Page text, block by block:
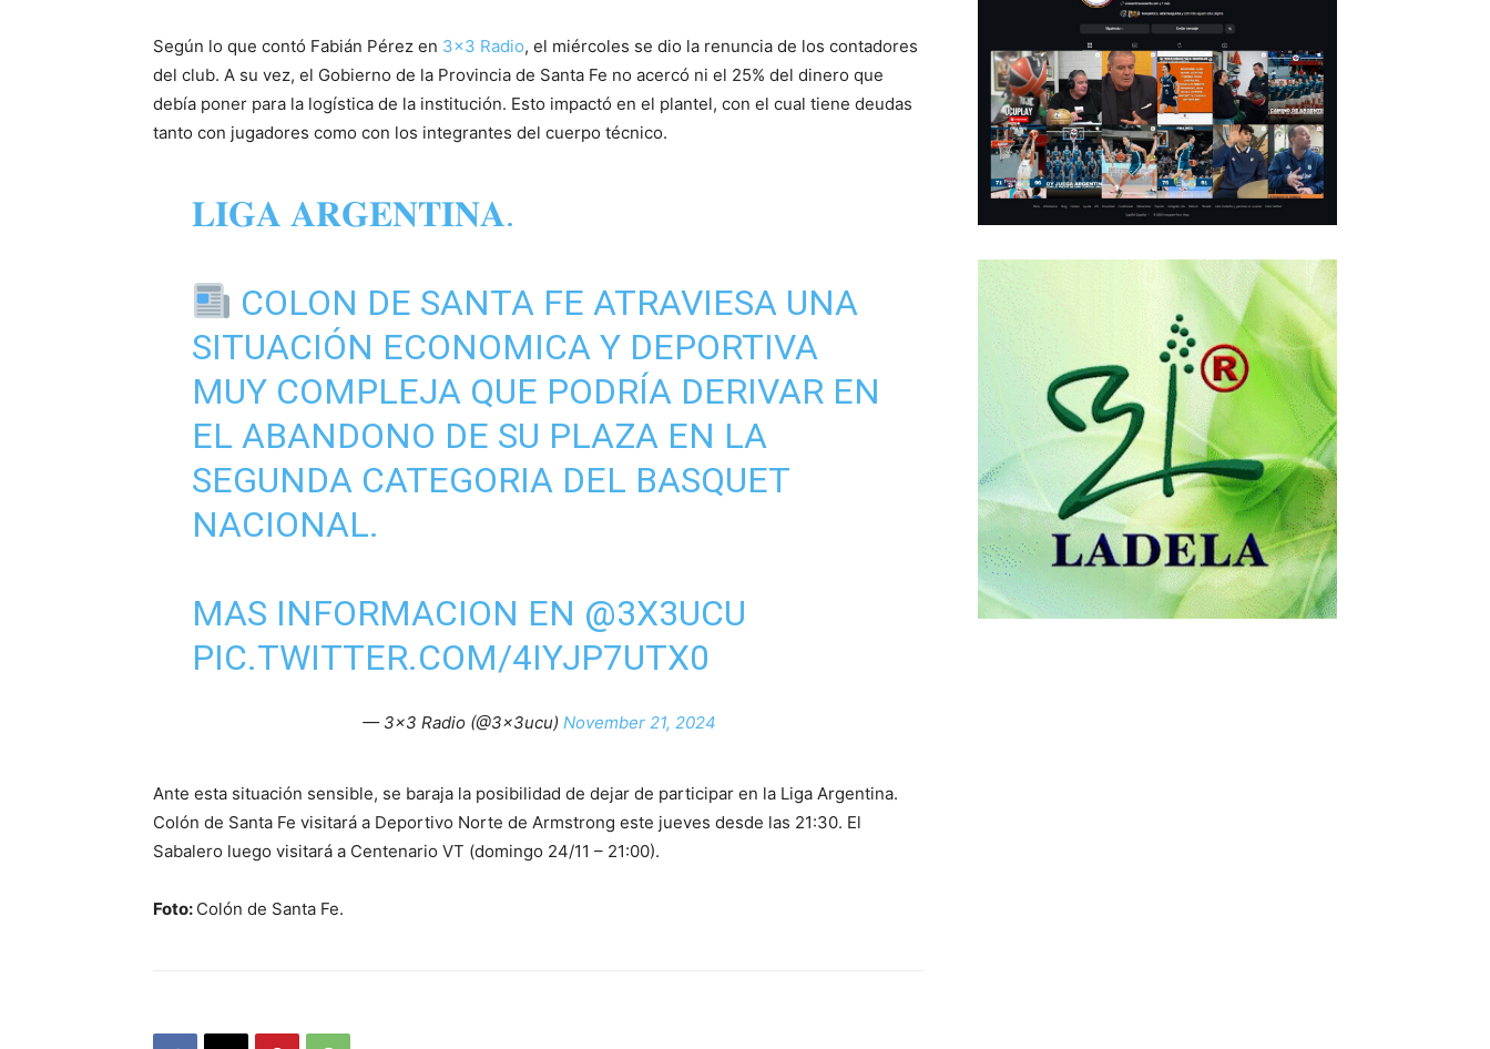
Según lo que contó Fabián Pérez en 3×3 Radio, el miércoles se dio la renuncia de los contadores
del club. A su vez, el Gobierno de la Provincia de Santa Fe no acercó ni el 25% del dinero que
debía poner para la logística de la institución. Esto impactó en el plantel, con el cual tiene deudas
tanto con jugadores como con los integrantes del cuerpo técnico.
𝐋𝐈𝐆𝐀 𝐀𝐑𝐆𝐄𝐍𝐓𝐈𝐍𝐀.
COLON DE SANTA FE ATRAVIESA UNA
SITUACIÓN ECONOMICA Y DEPORTIVA
MUY COMPLEJA QUE PODRÍA DERIVAR EN
EL ABANDONO DE SU PLAZA EN LA
SEGUNDA CATEGORIA DEL BASQUET
NACIONAL.
MAS INFORMACION EN @3X3UCU
PIC.TWITTER.COM/4IYJP7UTX0
— 3×3 Radio (@3x3ucu) November 21, 2024
Ante esta situación sensible, se baraja la posibilidad de dejar de participar en la Liga Argentina.
Colón de Santa Fe visitará a Deportivo Norte de Armstrong este jueves desde las 21:30. El
Sabalero luego visitará a Centenario VT (domingo 24/11 – 21:00).
Foto: Colón de Santa Fe.